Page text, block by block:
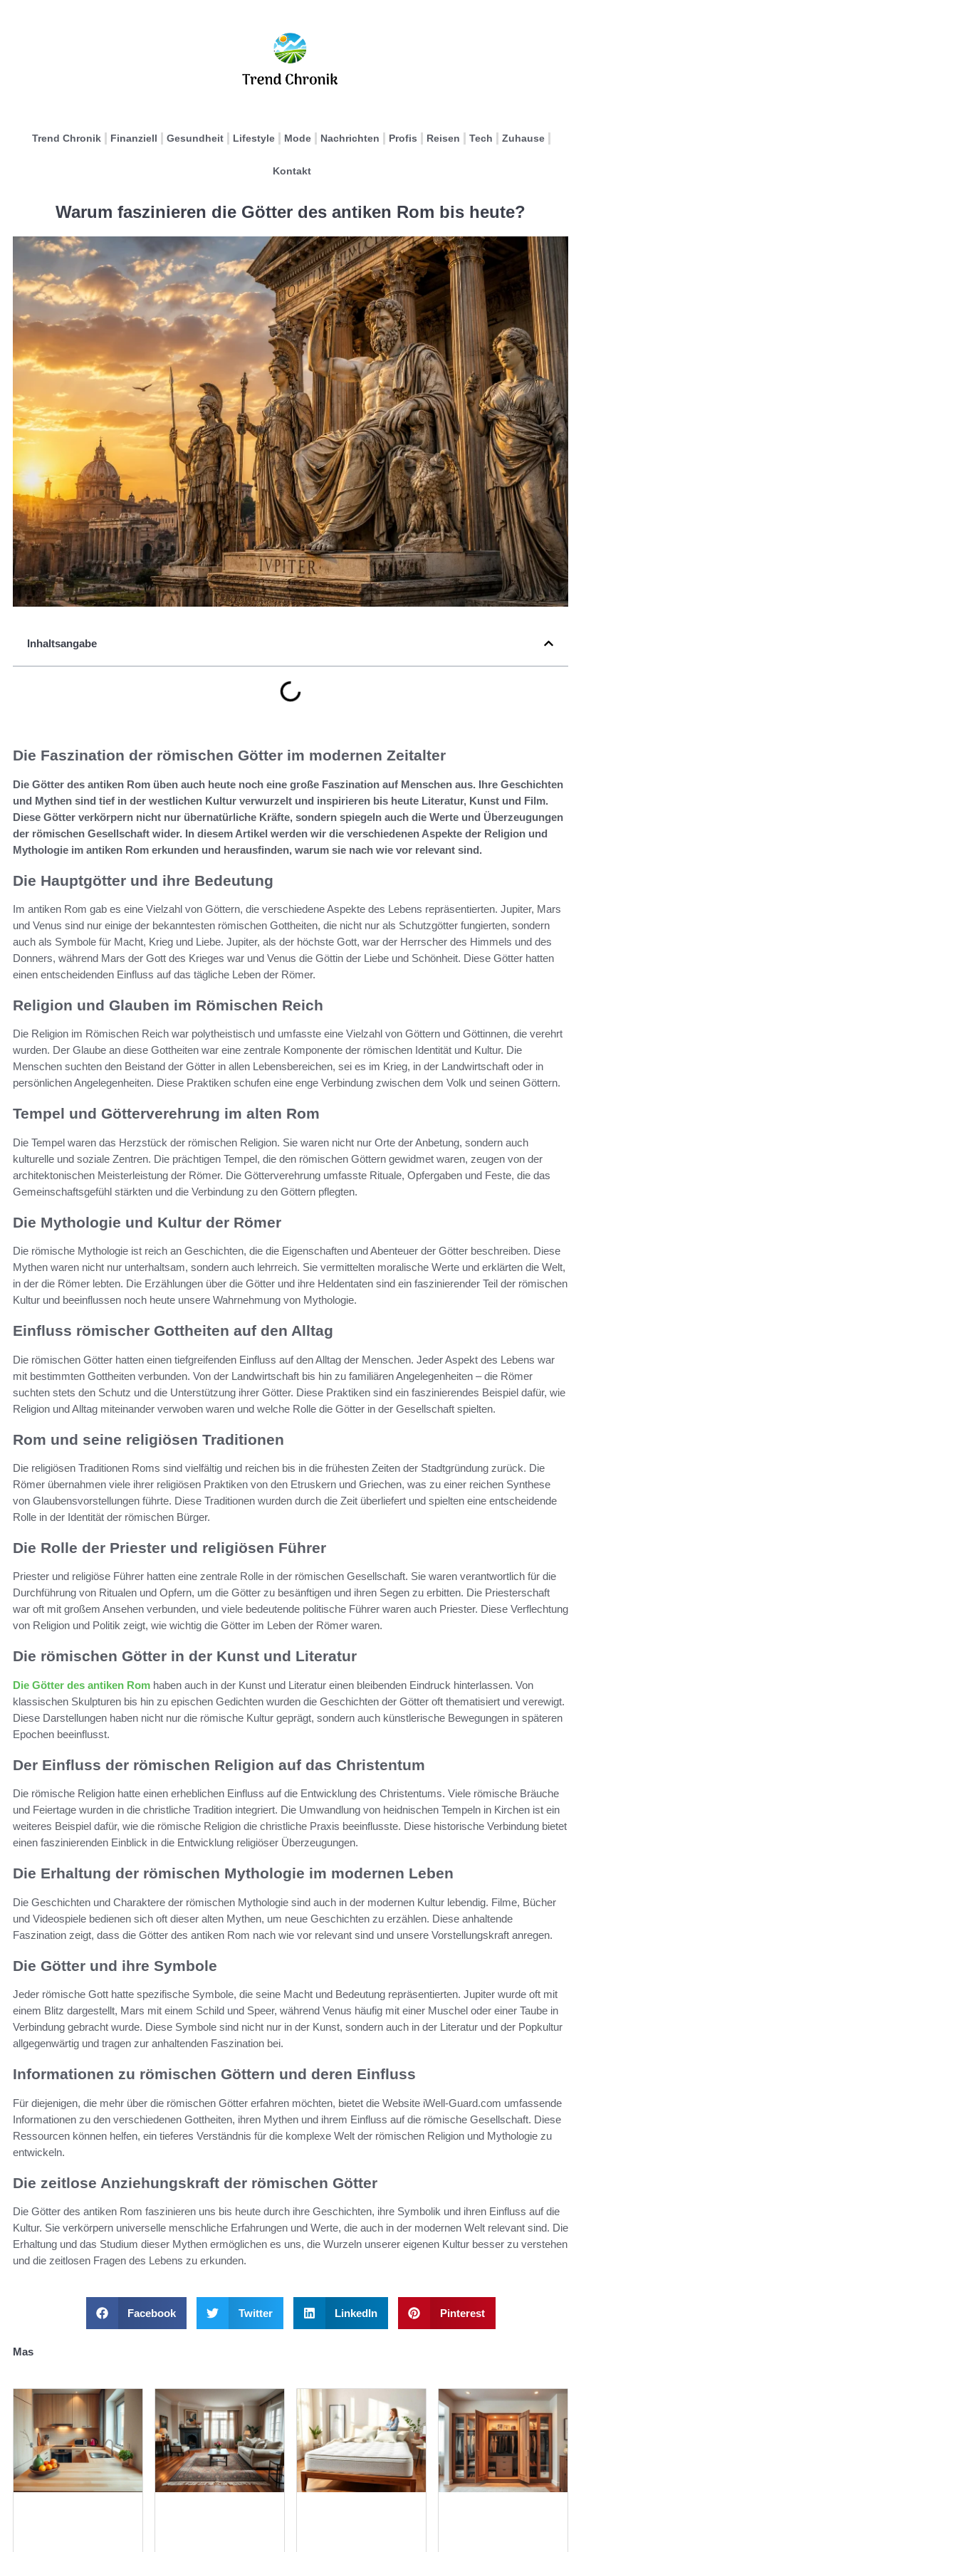
Trend Chronik Finanziell Gesundheit Lifestyle Mode Nachrichten Profis Reisen Tech Zuhause
Kontakt
Warum faszinieren die Götter des antiken Rom bis heute?
Inhaltsangabe
Die Faszination der römischen Götter im modernen Zeitalter
Die Götter des antiken Rom üben auch heute noch eine große Faszination auf Menschen aus. Ihre Geschichten
und Mythen sind tief in der westlichen Kultur verwurzelt und inspirieren bis heute Literatur, Kunst und Film.
Diese Götter verkörpern nicht nur übernatürliche Kräfte, sondern spiegeln auch die Werte und Überzeugungen
der römischen Gesellschaft wider. In diesem Artikel werden wir die verschiedenen Aspekte der Religion und
Mythologie im antiken Rom erkunden und herausfinden, warum sie nach wie vor relevant sind.
Die Hauptgötter und ihre Bedeutung
Im antiken Rom gab es eine Vielzahl von Göttern, die verschiedene Aspekte des Lebens repräsentierten. Jupiter, Mars
und Venus sind nur einige der bekanntesten römischen Gottheiten, die nicht nur als Schutzgötter fungierten, sondern
auch als Symbole für Macht, Krieg und Liebe. Jupiter, als der höchste Gott, war der Herrscher des Himmels und des
Donners, während Mars der Gott des Krieges war und Venus die Göttin der Liebe und Schönheit. Diese Götter hatten
einen entscheidenden Einfluss auf das tägliche Leben der Römer.
Religion und Glauben im Römischen Reich
Die Religion im Römischen Reich war polytheistisch und umfasste eine Vielzahl von Göttern und Göttinnen, die verehrt
wurden. Der Glaube an diese Gottheiten war eine zentrale Komponente der römischen Identität und Kultur. Die
Menschen suchten den Beistand der Götter in allen Lebensbereichen, sei es im Krieg, in der Landwirtschaft oder in
persönlichen Angelegenheiten. Diese Praktiken schufen eine enge Verbindung zwischen dem Volk und seinen Göttern.
Tempel und Götterverehrung im alten Rom
Die Tempel waren das Herzstück der römischen Religion. Sie waren nicht nur Orte der Anbetung, sondern auch
kulturelle und soziale Zentren. Die prächtigen Tempel, die den römischen Göttern gewidmet waren, zeugen von der
architektonischen Meisterleistung der Römer. Die Götterverehrung umfasste Rituale, Opfergaben und Feste, die das
Gemeinschaftsgefühl stärkten und die Verbindung zu den Göttern pflegten.
Die Mythologie und Kultur der Römer
Die römische Mythologie ist reich an Geschichten, die die Eigenschaften und Abenteuer der Götter beschreiben. Diese
Mythen waren nicht nur unterhaltsam, sondern auch lehrreich. Sie vermittelten moralische Werte und erklärten die Welt,
in der die Römer lebten. Die Erzählungen über die Götter und ihre Heldentaten sind ein faszinierender Teil der römischen
Kultur und beeinflussen noch heute unsere Wahrnehmung von Mythologie.
Einfluss römischer Gottheiten auf den Alltag
Die römischen Götter hatten einen tiefgreifenden Einfluss auf den Alltag der Menschen. Jeder Aspekt des Lebens war
mit bestimmten Gottheiten verbunden. Von der Landwirtschaft bis hin zu familiären Angelegenheiten – die Römer
suchten stets den Schutz und die Unterstützung ihrer Götter. Diese Praktiken sind ein faszinierendes Beispiel dafür, wie
Religion und Alltag miteinander verwoben waren und welche Rolle die Götter in der Gesellschaft spielten.
Rom und seine religiösen Traditionen
Die religiösen Traditionen Roms sind vielfältig und reichen bis in die frühesten Zeiten der Stadtgründung zurück. Die
Römer übernahmen viele ihrer religiösen Praktiken von den Etruskern und Griechen, was zu einer reichen Synthese
von Glaubensvorstellungen führte. Diese Traditionen wurden durch die Zeit überliefert und spielten eine entscheidende
Rolle in der Identität der römischen Bürger.
Die Rolle der Priester und religiösen Führer
Priester und religiöse Führer hatten eine zentrale Rolle in der römischen Gesellschaft. Sie waren verantwortlich für die
Durchführung von Ritualen und Opfern, um die Götter zu besänftigen und ihren Segen zu erbitten. Die Priesterschaft
war oft mit großem Ansehen verbunden, und viele bedeutende politische Führer waren auch Priester. Diese Verflechtung
von Religion und Politik zeigt, wie wichtig die Götter im Leben der Römer waren.
Die römischen Götter in der Kunst und Literatur
Die Götter des antiken Rom haben auch in der Kunst und Literatur einen bleibenden Eindruck hinterlassen. Von
klassischen Skulpturen bis hin zu epischen Gedichten wurden die Geschichten der Götter oft thematisiert und verewigt.
Diese Darstellungen haben nicht nur die römische Kultur geprägt, sondern auch künstlerische Bewegungen in späteren
Epochen beeinflusst.
Der Einfluss der römischen Religion auf das Christentum
Die römische Religion hatte einen erheblichen Einfluss auf die Entwicklung des Christentums. Viele römische Bräuche
und Feiertage wurden in die christliche Tradition integriert. Die Umwandlung von heidnischen Tempeln in Kirchen ist ein
weiteres Beispiel dafür, wie die römische Religion die christliche Praxis beeinflusste. Diese historische Verbindung bietet
einen faszinierenden Einblick in die Entwicklung religiöser Überzeugungen.
Die Erhaltung der römischen Mythologie im modernen Leben
Die Geschichten und Charaktere der römischen Mythologie sind auch in der modernen Kultur lebendig. Filme, Bücher
und Videospiele bedienen sich oft dieser alten Mythen, um neue Geschichten zu erzählen. Diese anhaltende
Faszination zeigt, dass die Götter des antiken Rom nach wie vor relevant sind und unsere Vorstellungskraft anregen.
Die Götter und ihre Symbole
Jeder römische Gott hatte spezifische Symbole, die seine Macht und Bedeutung repräsentierten. Jupiter wurde oft mit
einem Blitz dargestellt, Mars mit einem Schild und Speer, während Venus häufig mit einer Muschel oder einer Taube in
Verbindung gebracht wurde. Diese Symbole sind nicht nur in der Kunst, sondern auch in der Literatur und der Popkultur
allgegenwärtig und tragen zur anhaltenden Faszination bei.
Informationen zu römischen Göttern und deren Einfluss
Für diejenigen, die mehr über die römischen Götter erfahren möchten, bietet die Website iWell-Guard.com umfassende
Informationen zu den verschiedenen Gottheiten, ihren Mythen und ihrem Einfluss auf die römische Gesellschaft. Diese
Ressourcen können helfen, ein tieferes Verständnis für die komplexe Welt der römischen Religion und Mythologie zu
entwickeln.
Die zeitlose Anziehungskraft der römischen Götter
Die Götter des antiken Rom faszinieren uns bis heute durch ihre Geschichten, ihre Symbolik und ihren Einfluss auf die
Kultur. Sie verkörpern universelle menschliche Erfahrungen und Werte, die auch in der modernen Welt relevant sind. Die
Erhaltung und das Studium dieser Mythen ermöglichen es uns, die Wurzeln unserer eigenen Kultur besser zu verstehen
und die zeitlosen Fragen des Lebens zu erkunden.
Facebook Twitter LinkedIn Pinterest
Mas